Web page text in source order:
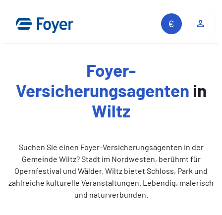
Inhalt
springen
Foyer-
Versicherungsagenten in
Wiltz
Suchen Sie einen Foyer-Versicherungsagenten in der
Gemeinde Wiltz? Stadt im Nordwesten, berühmt für
Opernfestival und Wälder. Wiltz bietet Schloss, Park und
zahlreiche kulturelle Veranstaltungen. Lebendig, malerisch
und naturverbunden.